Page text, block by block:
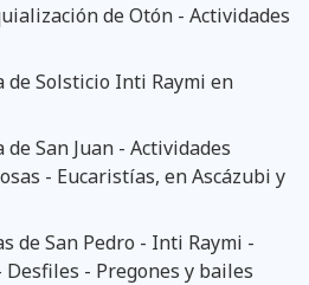
de Otón - Actividades
de Solsticio Inti Raymi en
de San Juan - Actividades
- Eucaristías, en Ascázubi y
de San Pedro - Inti Raymi -
- Pregones y bailes